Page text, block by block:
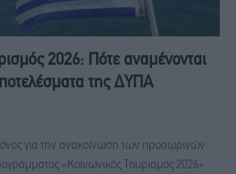
2026: Πότε αναμένονται
της ΔΥΠΑ
για την ανακοίνωση των προσωρινών
«Κοινωνικός Τουρισμός 2026»